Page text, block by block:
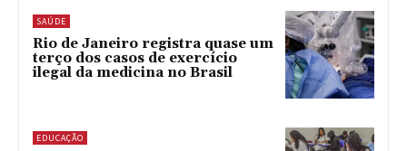
SAÚDE
Rio de Janeiro registra quase um
terço dos casos de exercício
ilegal da medicina no Brasil
EDUCAÇÃO